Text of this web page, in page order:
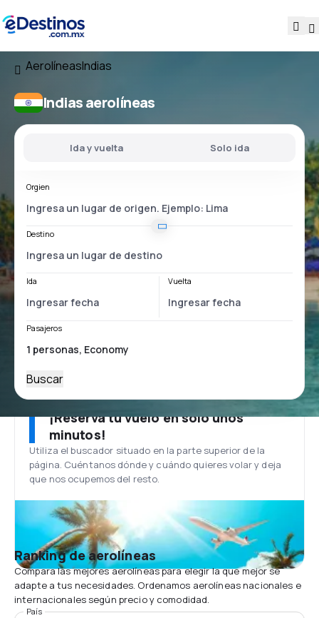
AerolíneasIndias
Indias aerolíneas
Ida y vuelta Solo ida
Orgien
Destino
Ida Vuelta
Pasajeros
Buscar
¡Reserva tu vuelo en solo unos
minutos!
Utiliza el buscador situado en la parte superior de la
página. Cuéntanos dónde y cuándo quieres volar y deja
que nos ocupemos del resto.
Ranking de aerolíneas
Compara las mejores aerolíneas para elegir la que mejor se
adapte a tus necesidades. Ordenamos aerolíneas nacionales e
internacionales según precio y comodidad.
País